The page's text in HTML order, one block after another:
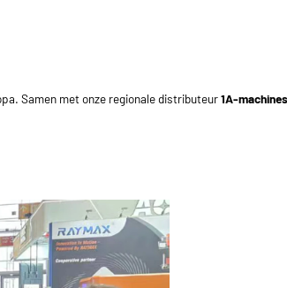
Samen met onze regionale distributeur1A-machines